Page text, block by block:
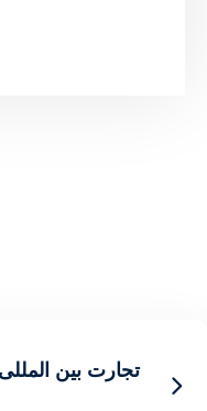
/ دانشگاه کولتور